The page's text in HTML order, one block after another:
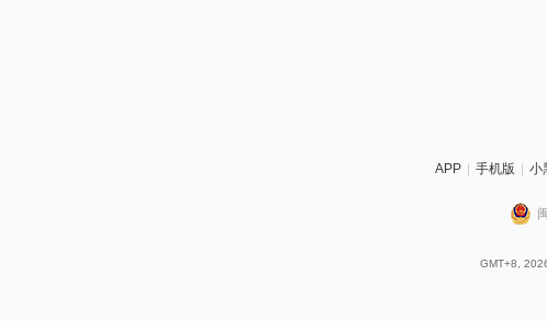
APP 手机版 小
GMT+8,